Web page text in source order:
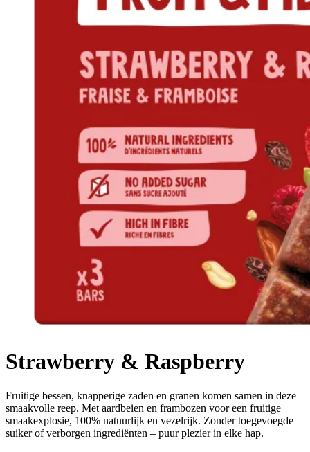
Strawberry & Raspberry
Fruitige bessen, knapperige zaden en granen komen samen in deze
smaakvolle reep. Met aardbeien en frambozen voor een fruitige
smaakexplosie, 100% natuurlijk en vezelrijk. Zonder toegevoegde
suiker of verborgen ingrediënten – puur plezier in elke hap.